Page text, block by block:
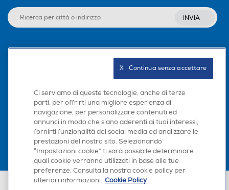
INVIA
Scarica la nostra app
Euronics Italia SpA. Sede legale Via Montefeltro, 6/a 20156 Milano
Ci serviamo di queste tecnologie, anche di terze
parti, per offrirti una migliore esperienza di
navigazione, per personalizzare contenuti ed
annunci in modo che siano aderenti ai tuoi interessi,
fornirti funzionalità dei social media ed analizzare le
prestazioni del nostro sito. Selezionando
“Impostazioni cookie” ti sarà possibile determinare
quali cookie verranno utilizzati in base alle tue
preferenze. Consulta la nostra cookie policy per
ulteriori informazioni. Cookie Policy
X   Continua senza accettare